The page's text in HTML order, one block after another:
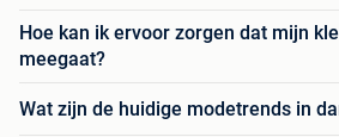
Hoe kan ik ervoor zorgen dat mijn
meegaat?
Wat zijn de huidige modetrends in